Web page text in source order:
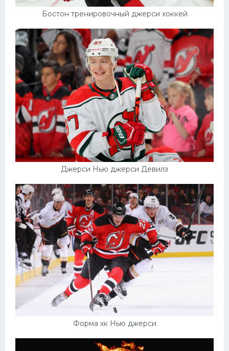
Бостон тренировочный джерси хоккей
Джерси Нью джерси Девилз
Форма хк Нью джерси